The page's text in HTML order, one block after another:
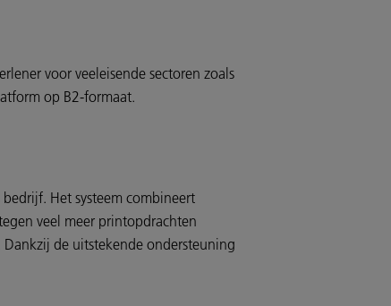
voor veeleisende sectoren zoals
op B2-formaat.
Het systeem combineert
veel meer printopdrachten
de uitstekende ondersteuning